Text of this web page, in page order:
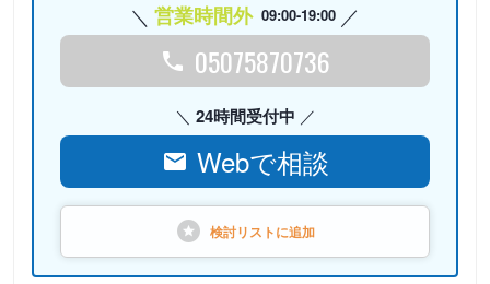
営業時間外 09:00-19:00
05075870736
24時間受付中
Webで相談
検討リストに追加